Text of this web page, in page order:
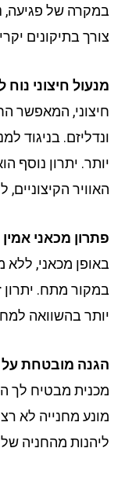
של פגיעה,
בתיקונים יקרים.
חיצוני נוח
המאפשר
בניגוד
יתרון נוסף הוא
הקיצוניים,
מכאני אמין
מכאני, ללא
מתח. יתרון זה
בהשוואה
מובטחת על
מבטיח לך
מחנייה לא
מהחניה שלך